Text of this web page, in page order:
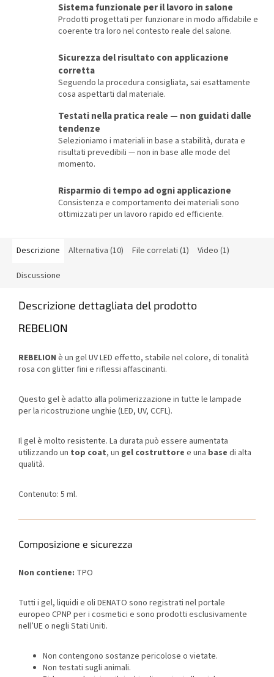
Sistema funzionale per il lavoro in salone
Prodotti progettati per funzionare in modo affidabile e
coerente tra loro nel contesto reale del salone.
Sicurezza del risultato con applicazione
corretta
Seguendo la procedura consigliata, sai esattamente
cosa aspettarti dal materiale.
Testati nella pratica reale — non guidati dalle
tendenze
Selezioniamo i materiali in base a stabilità, durata e
risultati prevedibili — non in base alle mode del
momento.
Risparmio di tempo ad ogni applicazione
Consistenza e comportamento dei materiali sono
ottimizzati per un lavoro rapido ed efficiente.
Descrizione Alternativa (10) File correlati (1) Video (1)
Discussione
Descrizione dettagliata del prodotto
REBELION
REBELION è un gel UV LED effetto, stabile nel colore, di tonalità
rosa con glitter fini e riflessi affascinanti.
Questo gel è adatto alla polimerizzazione in tutte le lampade
per la ricostruzione unghie (LED, UV, CCFL).
Il gel è molto resistente. La durata può essere aumentata
utilizzando un top coat, un gel costruttore e una base di alta
qualità.
Contenuto: 5 ml.
Composizione e sicurezza
Non contiene: TPO
Tutti i gel, liquidi e oli DENATO sono registrati nel portale
europeo CPNP per i cosmetici e sono prodotti esclusivamente
nell’UE o negli Stati Uniti.
Non contengono sostanze pericolose o vietate.
Non testati sugli animali.